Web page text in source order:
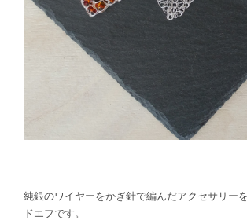
純銀のワイヤーをかぎ針で編んだアクセサリー
ドエフです。